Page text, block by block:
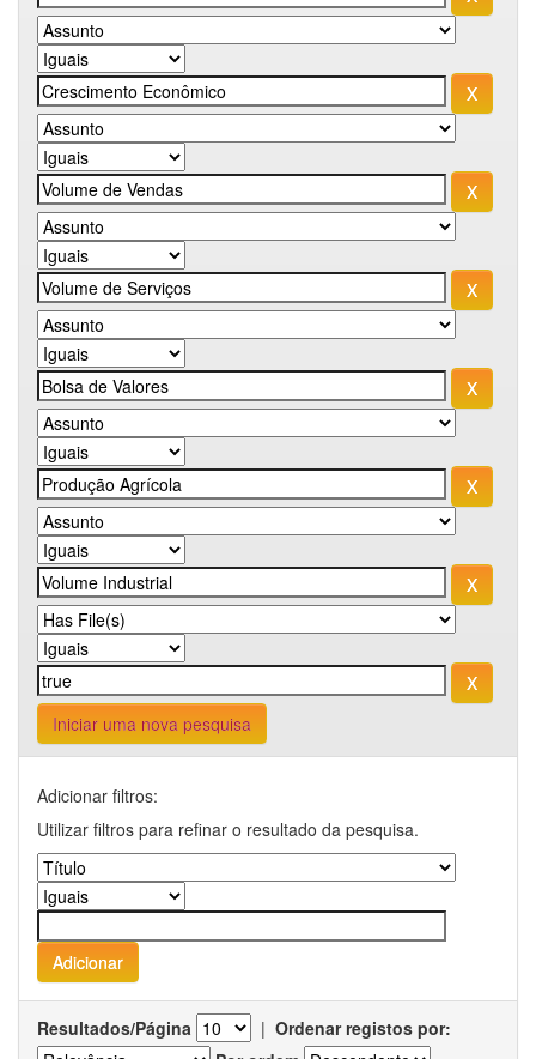
Iniciar uma nova pesquisa
Adicionar filtros:
Utilizar filtros para refinar o resultado da pesquisa.
Resultados/Página | Ordenar registos por: